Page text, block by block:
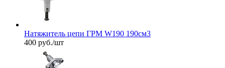
Натяжитель цепи ГРМ W190 190см3
400 руб./шт